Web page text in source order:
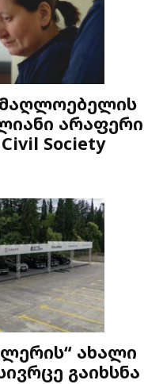
არაფერი
Society
ახალი
გაიხსნა